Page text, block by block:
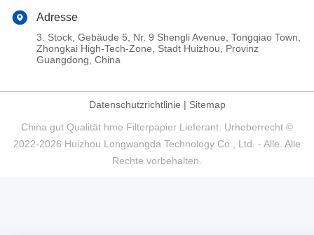
Adresse
3. Stock, Gebäude 5, Nr. 9 Shengli Avenue, Tongqiao Town,
Zhongkai High-Tech-Zone, Stadt Huizhou, Provinz
Guangdong, China
Datenschutzrichtlinie | Sitemap
China gut Qualität hme Filterpapier Lieferant. Urheberrecht ©
2022-2026 Huizhou Longwangda Technology Co., Ltd. - Alle. Alle
Rechte vorbehalten.